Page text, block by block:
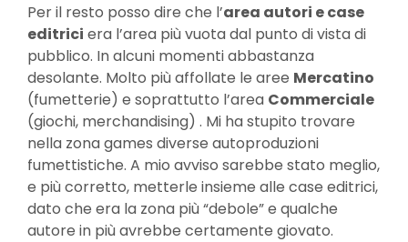
Per il resto posso dire che l’area autori e case
editrici era l’area più vuota dal punto di vista di
pubblico. In alcuni momenti abbastanza
desolante. Molto più affollate le aree Mercatino
(fumetterie) e soprattutto l’area Commerciale
(giochi, merchandising) . Mi ha stupito trovare
nella zona games diverse autoproduzioni
fumettistiche. A mio avviso sarebbe stato meglio,
e più corretto, metterle insieme alle case editrici,
dato che era la zona più “debole” e qualche
autore in più avrebbe certamente giovato.